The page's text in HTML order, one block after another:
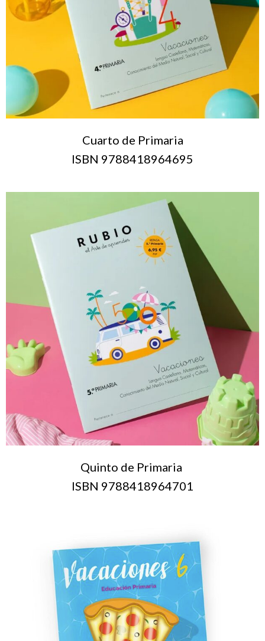
Cuarto de Primaria
ISBN 9788418964695
Quinto de Primaria
ISBN 9788418964701